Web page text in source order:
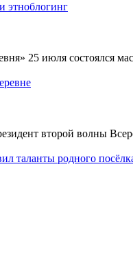
этноблогинг
25 июля состоялся
второй волны
таланты родного